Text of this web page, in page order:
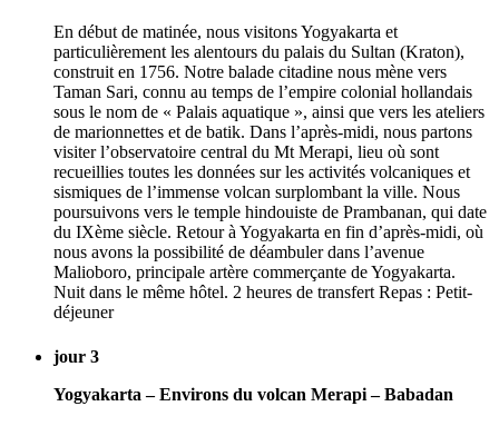
En début de matinée, nous visitons Yogyakarta et
particulièrement les alentours du palais du Sultan (Kraton),
construit en 1756. Notre balade citadine nous mène vers
Taman Sari, connu au temps de l’empire colonial hollandais
sous le nom de « Palais aquatique », ainsi que vers les ateliers
de marionnettes et de batik. Dans l’après-midi, nous partons
visiter l’observatoire central du Mt Merapi, lieu où sont
recueillies toutes les données sur les activités volcaniques et
sismiques de l’immense volcan surplombant la ville. Nous
poursuivons vers le temple hindouiste de Prambanan, qui date
du IXème siècle. Retour à Yogyakarta en fin d’après-midi, où
nous avons la possibilité de déambuler dans l’avenue
Malioboro, principale artère commerçante de Yogyakarta.
Nuit dans le même hôtel. 2 heures de transfert Repas : Petit-
déjeuner
jour 3
Yogyakarta – Environs du volcan Merapi – Babadan